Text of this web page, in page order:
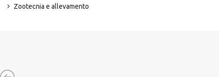
Zootecnia e allevamento